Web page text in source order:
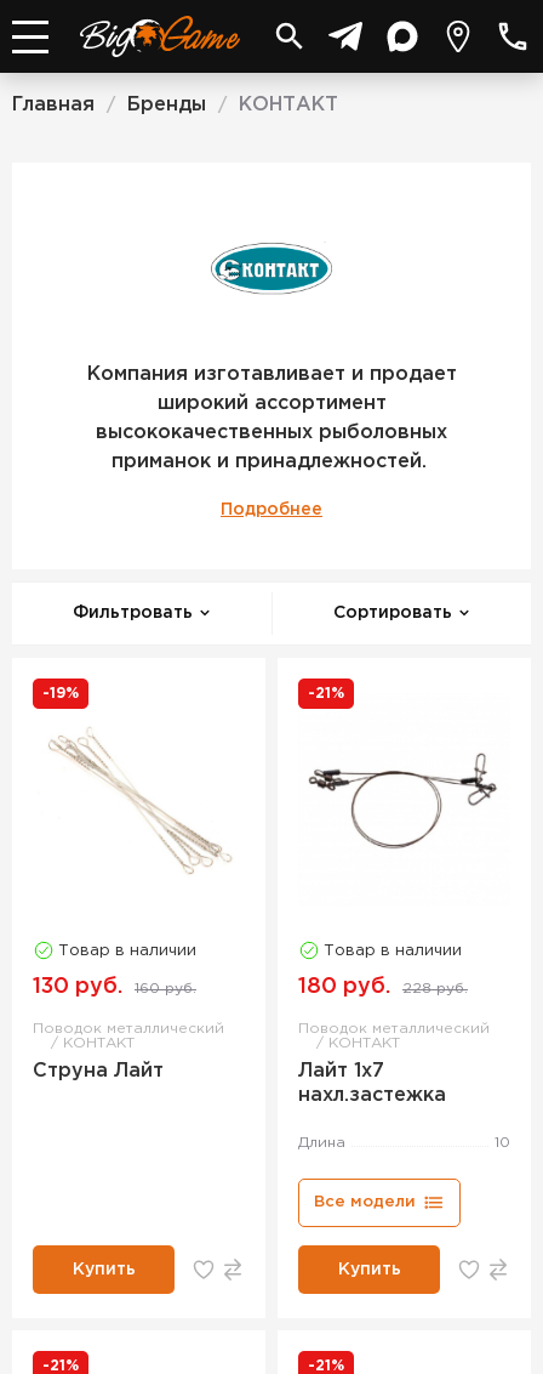
Главная / Бренды / КОНТАКТ
Компания изготавливает и продает
широкий ассортимент
высококачественных рыболовных
приманок и принадлежностей.
Подробнее
Фильтровать Сортировать
-19%
Товар в наличии
130 руб. 160 руб.
Поводок металлический
КОНТАКТ
Струна Лайт
Купить
-21%
Товар в наличии
180 руб. 228 руб.
Поводок металлический
КОНТАКТ
Лайт 1х7
нахл.застежка
Длина 10
Все модели
Купить
-21% -21%